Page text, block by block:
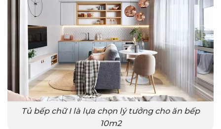
Tủ bếp chữ I là lựa chọn lý tưởng cho ăn bếp
10m2